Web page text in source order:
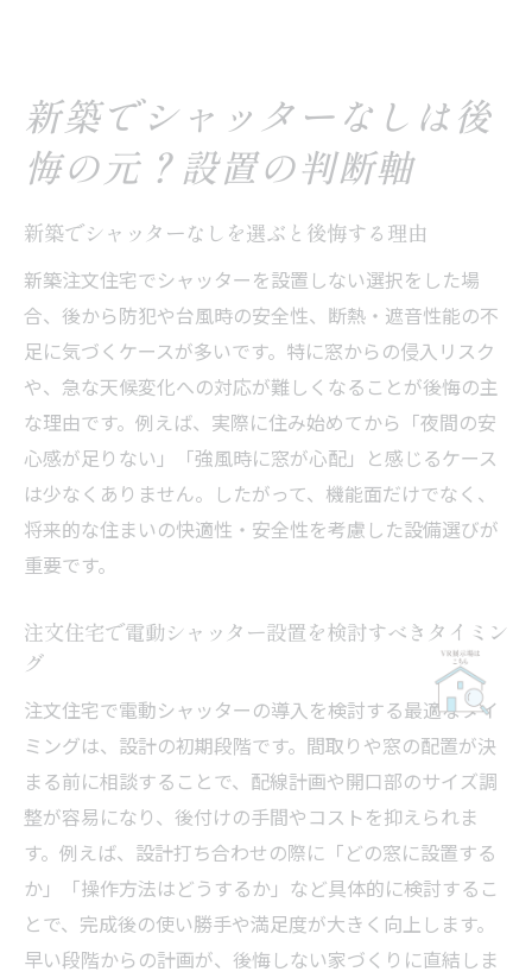
新築でシャッターなしは後
悔の元？設置の判断軸
新築でシャッターなしを選ぶと後悔する理由
新築注文住宅でシャッターを設置しない選択をした場
合、後から防犯や台風時の安全性、断熱・遮音性能の不
足に気づくケースが多いです。特に窓からの侵入リスク
や、急な天候変化への対応が難しくなることが後悔の主
な理由です。例えば、実際に住み始めてから「夜間の安
心感が足りない」「強風時に窓が心配」と感じるケース
は少なくありません。したがって、機能面だけでなく、
将来的な住まいの快適性・安全性を考慮した設備選びが
重要です。
注文住宅で電動シャッター設置を検討すべきタイミン
グ
注文住宅で電動シャッターの導入を検討する最適なタイ
ミングは、設計の初期段階です。間取りや窓の配置が決
まる前に相談することで、配線計画や開口部のサイズ調
整が容易になり、後付けの手間やコストを抑えられま
す。例えば、設計打ち合わせの際に「どの窓に設置する
か」「操作方法はどうするか」など具体的に検討するこ
とで、完成後の使い勝手や満足度が大きく向上します。
早い段階からの計画が、後悔しない家づくりに直結しま